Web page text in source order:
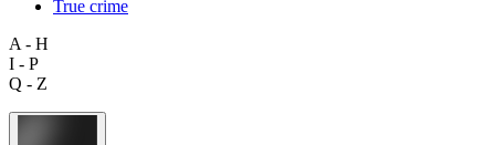
True crime
A - H
I - P
Q - Z